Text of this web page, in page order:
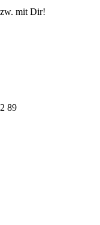
mit Dir!
89